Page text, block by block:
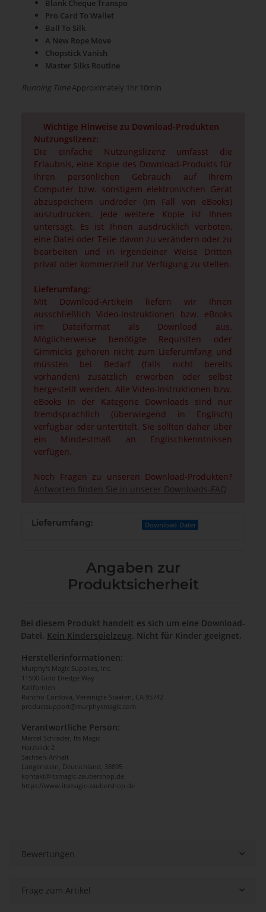
Blank Cheque Transpo
Pro Card To Wallet
Ball To Silk
A New Rope Move
Chopstick Vanish
Master Silks Routine
Running TimeApproximately 1hr 10min
Wichtige Hinweise zu Download-Produkten
Nutzungslizenz:
Die einfache Nutzungslizenz umfasst die
Erlaubnis, eine Kopie des Download-Produkts für
Ihren persönlichen Gebrauch auf Ihrem
Computer bzw. sonstigem elektronischen Gerät
abzuspeichern und/oder (im Fall von eBooks)
auszudrucken. Jede weitere Kopie ist Ihnen
untersagt. Es ist Ihnen ausdrücklich verboten,
eine Datei oder Teile davon zu verändern oder zu
bearbeiten und in irgendeiner Weise Dritten
privat oder kommerziell zur Verfügung zu stellen.
Lieferumfang:
Mit Download-Artikeln liefern wir Ihnen
ausschließlich Video-Instruktionen bzw. eBooks
im Dateiformat als Download aus.
Möglicherweise benötigte Requisiten oder
Gimmicks gehören nicht zum Lieferumfang und
müssten bei Bedarf (falls nicht bereits
vorhanden) zusätzlich erworben oder selbst
hergestellt werden. Alle Video-Instruktionen bzw.
eBooks in der Kategorie Downloads sind nur
fremdsprachlich (überwiegend in Englisch)
verfügbar oder untertitelt. Sie sollten daher über
ein Mindestmaß an Englischkenntnissen
verfügen.
Noch Fragen zu unseren Download-Produkten?
Antworten finden Sie in unserer Downloads-FAQ
Lieferumfang: Download-Datei
Angaben zur
Produktsicherheit
Bei diesem Produkt handelt es sich um eine Download-
Datei. Kein Kinderspielzeug. Nicht für Kinder geeignet.
Herstellerinformationen:
Murphy's Magic Supplies, Inc.
11500 Gold Dredge Way
Kalifornien
Rancho Cordova, Vereinigte Staaten, CA 95742
productsupport@murphysmagic.com
Verantwortliche Person:
Marcel Schrader, Its Magic
Harzblick 2
Sachsen-Anhalt
Langenstein, Deutschland, 38895
kontakt@itsmagic-zaubershop.de
https://www.itsmagic-zaubershop.de
Bewertungen
Frage zum Artikel